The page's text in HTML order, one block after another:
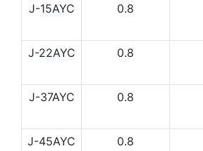
J-15AYC 0.8
J-22AYC 0.8
J-37AYC 0.8
J-45AYC 0.8